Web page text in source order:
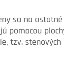
sa na
pomocou
tzv. stenových